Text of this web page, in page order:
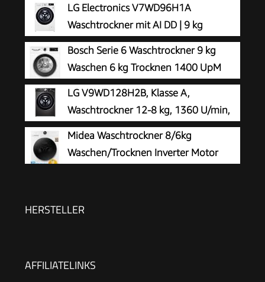
LG Electronics V7WD96H1A
Waschtrockner mit AI DD | 9 kg
Waschen | 6 kg Trocknen | 1400 U/Min
| Steam | TurboWash 360° | Neue Wohlfühl-
Trommel | Wi-Fi-Funktion | Weiß
Bosch Serie 6 Waschtrockner 9 kg
Waschen 6 kg Trocknen 1400 UpM
WNG24442
LG V9WD128H2B, Klasse A,
Waschtrockner 12-8 kg, 1360 U/min,
AI Direct Drive, Nachlegefunktion,
Schnellwaschgang in 39 Min., mit Dampf, 60 x
61 x 85 cm ꟷ Black Stainless Steel
Midea Waschtrockner 8/6kg
Waschen/Trocknen Inverter Motor
HERSTELLER
AFFILIATELINKS